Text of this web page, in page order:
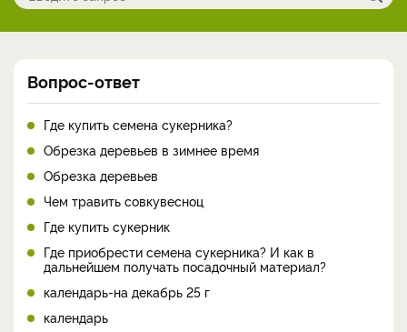
Вопрос-ответ
Где купить семена сукерника?
Обрезка деревьев в зимнее время
Обрезка деревьев
Чем травить совкувесноц
Где купить сукерник
Где приобрести семена сукерника? И как в
дальнейшем получать посадочный материал?
календарь-на декабрь 25 г
календарь